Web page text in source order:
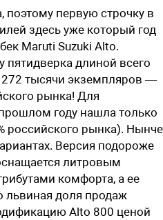
поэтому первую строчку в
здесь уже который год
Maruti Suzuki Alto.
длиной всего
тысячи экземпляров —
рынка! Для
году нашла только
российского рынка). Нынче
Версия подороже
литровым
комфорта, а ее
львиная доля продаж
Alto 800 ценой